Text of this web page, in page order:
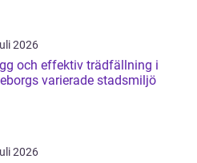
2026
och effektiv trädfällning i
varierade stadsmiljö
2026